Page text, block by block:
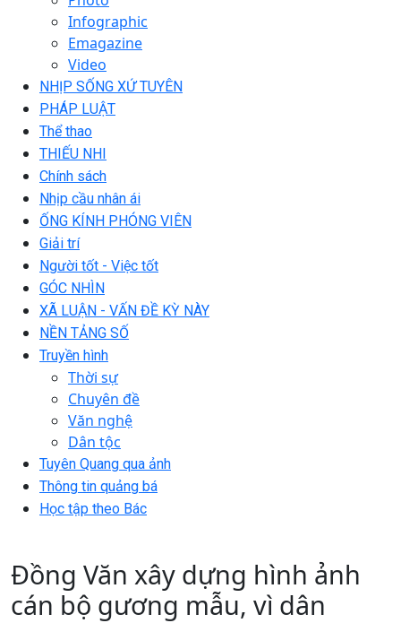
Infographic
Emagazine
Video
NHỊP SỐNG XỨ TUYÊN
PHÁP LUẬT
Thể thao
THIẾU NHI
Chính sách
Nhịp cầu nhân ái
ỐNG KÍNH PHÓNG VIÊN
Giải trí
Người tốt - Việc tốt
GÓC NHÌN
XÃ LUẬN - VẤN ĐỀ KỲ NÀY
NỀN TẢNG SỐ
Truyền hình
Thời sự
Chuyên đề
Văn nghệ
Dân tộc
Tuyên Quang qua ảnh
Thông tin quảng bá
Học tập theo Bác
Đồng Văn xây dựng hình ảnh
cán bộ gương mẫu, vì dân